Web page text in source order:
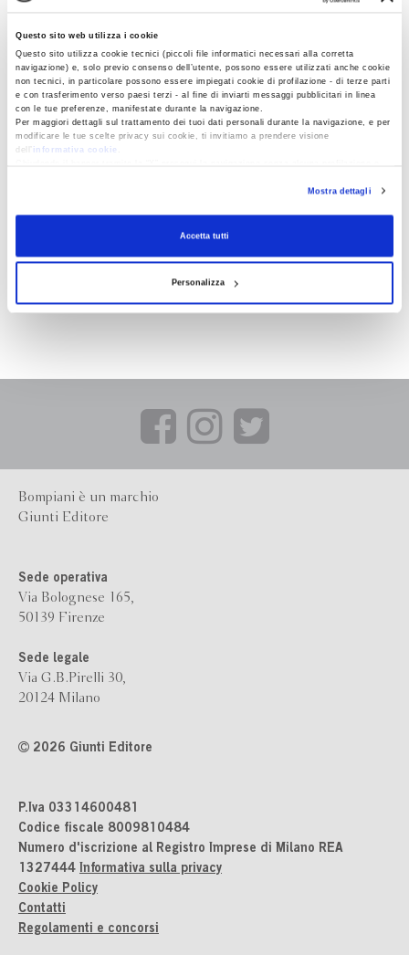
Questo sito web utilizza i cookie
Questo sito utilizza cookie tecnici (piccoli file informatici necessari alla corretta
navigazione) e, solo previo consenso dell’utente, possono essere utilizzati anche cookie
non tecnici, in particolare possono essere impiegati cookie di profilazione - di terze parti
e con trasferimento verso paesi terzi - al fine di inviarti messaggi pubblicitari in linea
con le tue preferenze, manifestate durante la navigazione.
Per maggiori dettagli sul trattamento dei tuoi dati personali durante la navigazione, e per
modificare le tue scelte privacy sui cookie, ti invitiamo a prendere visione
dell’
informativa cookie
RevocaMostra dettagli
Accetta tutti
Personalizza
Bompiani è un marchio
Giunti Editore
Sede operativa
Via Bolognese 165,
50139 Firenze
Sede legale
Via G.B.Pirelli 30,
20124 Milano
2026 Giunti Editore
P.Iva 03314600481
Codice fiscale 8009810484
Numero d'iscrizione al Registro Imprese di Milano REA
1327444 Informativa sulla privacy
Cookie Policy
Contatti
Regolamenti e concorsi